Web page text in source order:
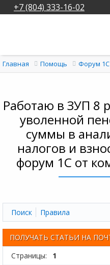
+7 (804) 333-16-02
Главная Помощь Форум 1C
Работаю в ЗУП 8
уволенной
суммы в
налогов и
форум 1С от
Поиск Правила
ПОЛУЧАТЬ СТАТЬИ НА
Страницы:
1